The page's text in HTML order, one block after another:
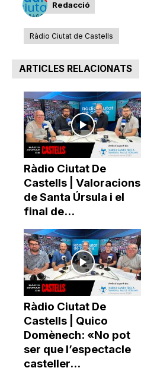
Redacció
Ràdio Ciutat de Castells
ARTICLES RELACIONATS
Ràdio Ciutat De
Castells | Valoracions
de Santa Úrsula i el
final de...
Ràdio Ciutat De
Castells | Quico
Domènech: «No pot
ser que l’espectacle
casteller...